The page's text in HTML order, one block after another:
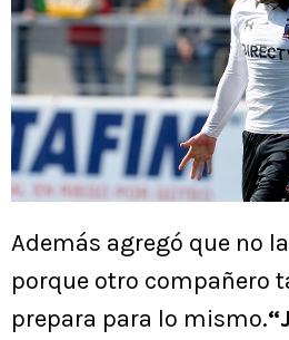
Además agregó que no
porque otro compañero
prepara para lo mismo.